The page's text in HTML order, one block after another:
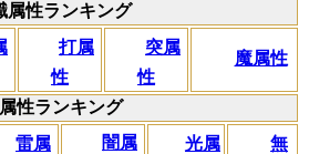
属性ランキング
打属
性
突属
性
魔属性
属性ランキング
雷属
闇属
光属
無